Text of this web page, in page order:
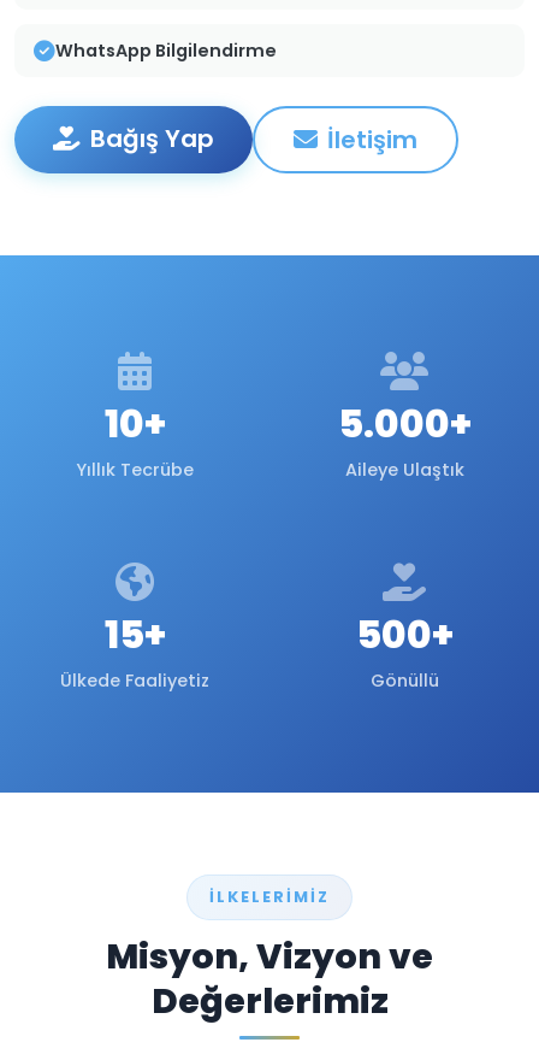
WhatsApp Bilgilendirme
Bağış Yap İletişim
10+
Yıllık Tecrübe
5.000+
Aileye Ulaştık
15+
Ülkede Faaliyetiz
500+
Gönüllü
İLKELERIMIZ
Misyon, Vizyon ve
Değerlerimiz